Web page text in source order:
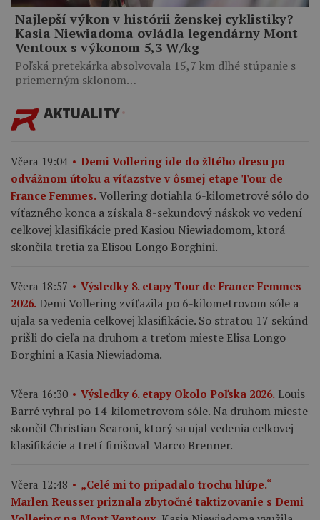
Najlepší výkon v histórii ženskej cyklistiky?
Kasia Niewiadoma ovládla legendárny Mont
Ventoux s výkonom 5,3 W/kg
Poľská pretekárka absolvovala 15,7 km dlhé stúpanie s
priemerným sklonom…
AKTUALITY
Včera 19:04
Demi Vollering ide do žltého dresu po
odvážnom útoku a víťazstve v ôsmej etape Tour de
France Femmes. Vollering dotiahla 6-kilometrové sólo do
víťazného konca a získala 8-sekundový náskok vo vedení
celkovej klasifikácie pred Kasiou Niewiadomom, ktorá
skončila tretia za Elisou Longo Borghini.
Včera 18:57
Výsledky 8. etapy Tour de France Femmes
2026. Demi Vollering zvíťazila po 6-kilometrovom sóle a
ujala sa vedenia celkovej klasifikácie. So stratou 17 sekúnd
prišli do cieľa na druhom a treťom mieste Elisa Longo
Borghini a Kasia Niewiadoma.
Včera 16:30 Výsledky 6. etapy Okolo Poľska 2026. Louis
Barré vyhral po 14-kilometrovom sóle. Na druhom mieste
skončil Christian Scaroni, ktorý sa ujal vedenia celkovej
klasifikácie a tretí finišoval Marco Brenner.
Včera 12:48
„Celé mi to pripadalo trochu hlúpe.“
Marlen Reusser priznala zbytočné taktizovanie s Demi